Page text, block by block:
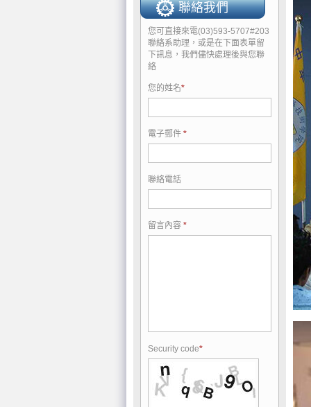
聯絡我們
您可直接來電(03)593-5707#203
聯絡系助理，或是在下面表單留
下訊息，我們儘快處理後與您聯
絡
您的姓名
電子郵件
聯絡電話
留言內容
Security code